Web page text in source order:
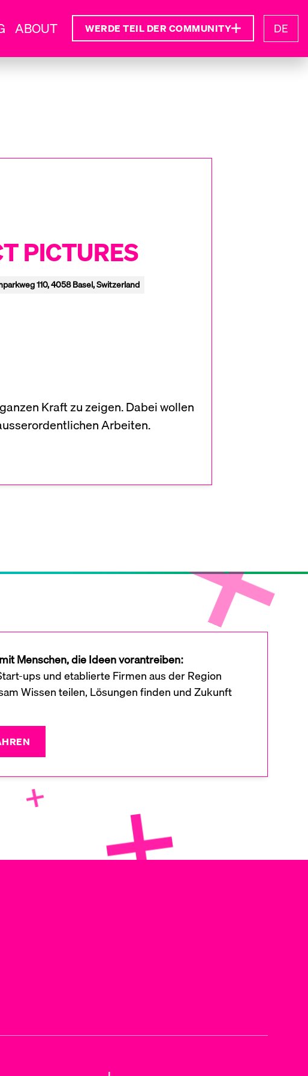
ABOUT WERDE TEIL DER COMMUNITY DE
PICTURES
110, 4058 Basel, Switzerland
Kraft zu zeigen. Dabei wollen
Arbeiten.
Menschen, die Ideen vorantreiben:
ups und etablierte Firmen aus der Region
Wissen teilen, Lösungen finden und Zukunft